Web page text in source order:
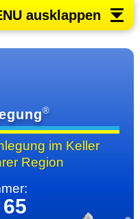
ausklappen
®
im Keller
Region